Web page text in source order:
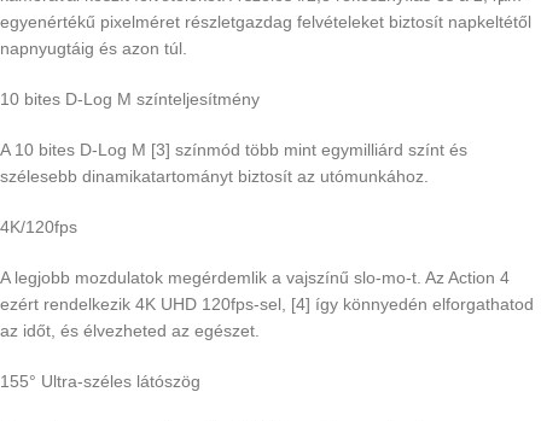
egyenértékű pixelméret részletgazdag felvételeket biztosít napkeltétől
napnyugtáig és azon túl.
10 bites D-Log M színteljesítmény
A 10 bites D-Log M [3] színmód több mint egymilliárd színt és
szélesebb dinamikatartományt biztosít az utómunkához.
4K/120fps
A legjobb mozdulatok megérdemlik a vajszínű slo-mo-t. Az Action 4
ezért rendelkezik 4K UHD 120fps-sel, [4] így könnyedén elforgathatod
az időt, és élvezheted az egészet.
155° Ultra-széles látószög